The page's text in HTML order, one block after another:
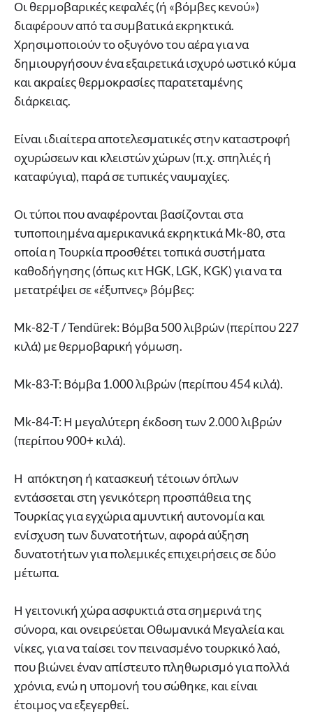
Οι θερμοβαρικές κεφαλές (ή «βόμβες κενού»)
διαφέρουν από τα συμβατικά εκρηκτικά.
Χρησιμοποιούν το οξυγόνο του αέρα για να
δημιουργήσουν ένα εξαιρετικά ισχυρό ωστικό κύμα
και ακραίες θερμοκρασίες παρατεταμένης
διάρκειας.
Είναι ιδιαίτερα αποτελεσματικές στην καταστροφή
οχυρώσεων και κλειστών χώρων (π.χ. σπηλιές ή
καταφύγια), παρά σε τυπικές ναυμαχίες.
Οι τύποι που αναφέρονται βασίζονται στα
τυποποιημένα αμερικανικά εκρηκτικά Mk-80, στα
οποία η Τουρκία προσθέτει τοπικά συστήματα
καθοδήγησης (όπως κιτ HGK, LGK, KGK) για να τα
μετατρέψει σε «έξυπνες» βόμβες:
Mk-82-T / Tendürek: Βόμβα 500 λιβρών (περίπου 227
κιλά) με θερμοβαρική γόμωση.
Mk-83-T: Βόμβα 1.000 λιβρών (περίπου 454 κιλά).
Mk-84-T: Η μεγαλύτερη έκδοση των 2.000 λιβρών
(περίπου 900+ κιλά).
Η απόκτηση ή κατασκευή τέτοιων όπλων
εντάσσεται στη γενικότερη προσπάθεια της
Τουρκίας για εγχώρια αμυντική αυτονομία και
ενίσχυση των δυνατοτήτων, αφορά αύξηση
δυνατοτήτων για πολεμικές επιχειρήσεις σε δύο
μέτωπα.
Η γειτονική χώρα ασφυκτιά στα σημερινά της
σύνορα, και ονειρεύεται Οθωμανικά Μεγαλεία και
νίκες, για να ταίσει τον πεινασμένο τουρκικό λαό,
που βιώνει έναν απίστευτο πληθωρισμό για πολλά
χρόνια, ενώ η υπομονή του σώθηκε, και είναι
έτοιμος να εξεγερθεί.